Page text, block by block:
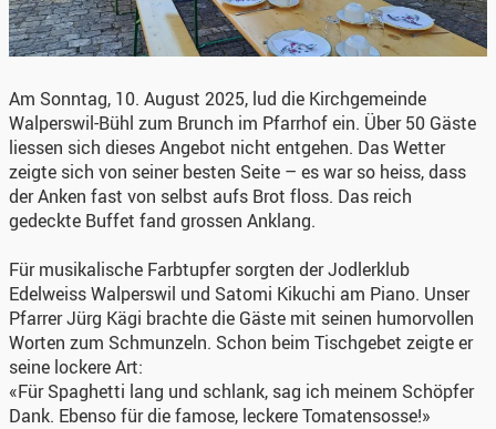
Am Sonntag, 10. August 2025, lud die Kirchgemeinde
Walperswil-Bühl zum Brunch im Pfarrhof ein. Über 50 Gäste
liessen sich dieses Angebot nicht entgehen. Das Wetter
zeigte sich von seiner besten Seite – es war so heiss, dass
der Anken fast von selbst aufs Brot floss. Das reich
gedeckte Buffet fand grossen Anklang.
Für musikalische Farbtupfer sorgten der Jodlerklub
Edelweiss Walperswil und Satomi Kikuchi am Piano. Unser
Pfarrer Jürg Kägi brachte die Gäste mit seinen humorvollen
Worten zum Schmunzeln. Schon beim Tischgebet zeigte er
seine lockere Art:
«Für Spaghetti lang und schlank, sag ich meinem Schöpfer
Dank. Ebenso für die famose, leckere Tomatensosse!»